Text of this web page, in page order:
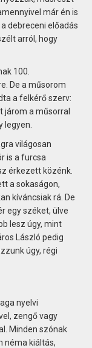
már én is
debreceni előadás
arról, hogy
100.
De a műsorom
a felkérő szerv:
járom a műsorral
legyen.
világosan
is a furcsa
érkezett közénk.
a sokaságon,
kíváncsiak rá. De
egy széket, ülve
lesz úgy, mint
László pedig
úgy, régi
nyelvi
zengő vagy
Minden szónak
néma kiáltás,